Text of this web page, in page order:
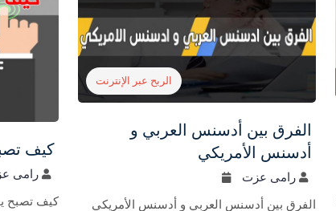
الربح عبر الإنترنت
الفرق بين أدسنس العربي و
أدسنس الأمريكي
رامى عزت
الفرق بين أدسنس العربي و أدسنس الأمريكي
كيف
رامى
كيف تصبح